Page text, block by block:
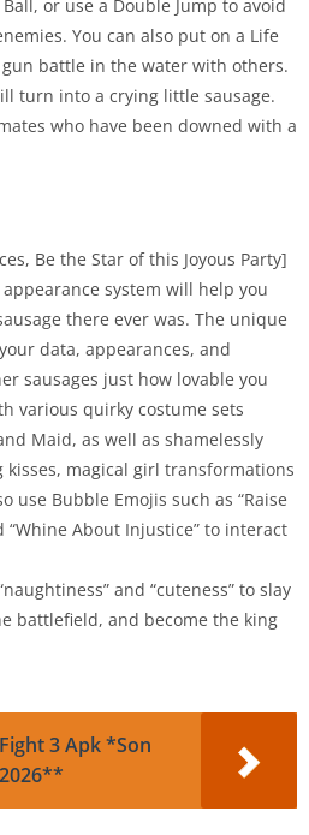
or use a Double Jump to avoid
You can also put on a Life
battle in the water with others.
turn into a crying little sausage.
who have been downed with a
Be the Star of this Joyous Party]
system will help you
there ever was. The unique
data, appearances, and
sausages just how lovable you
various quirky costume sets
Maid, as well as shamelessly
kisses, magical girl transformations
use Bubble Emojis such as “Raise
“Whine About Injustice” to interact
and “cuteness” to slay
battlefield, and become the king
3 Apk *Son